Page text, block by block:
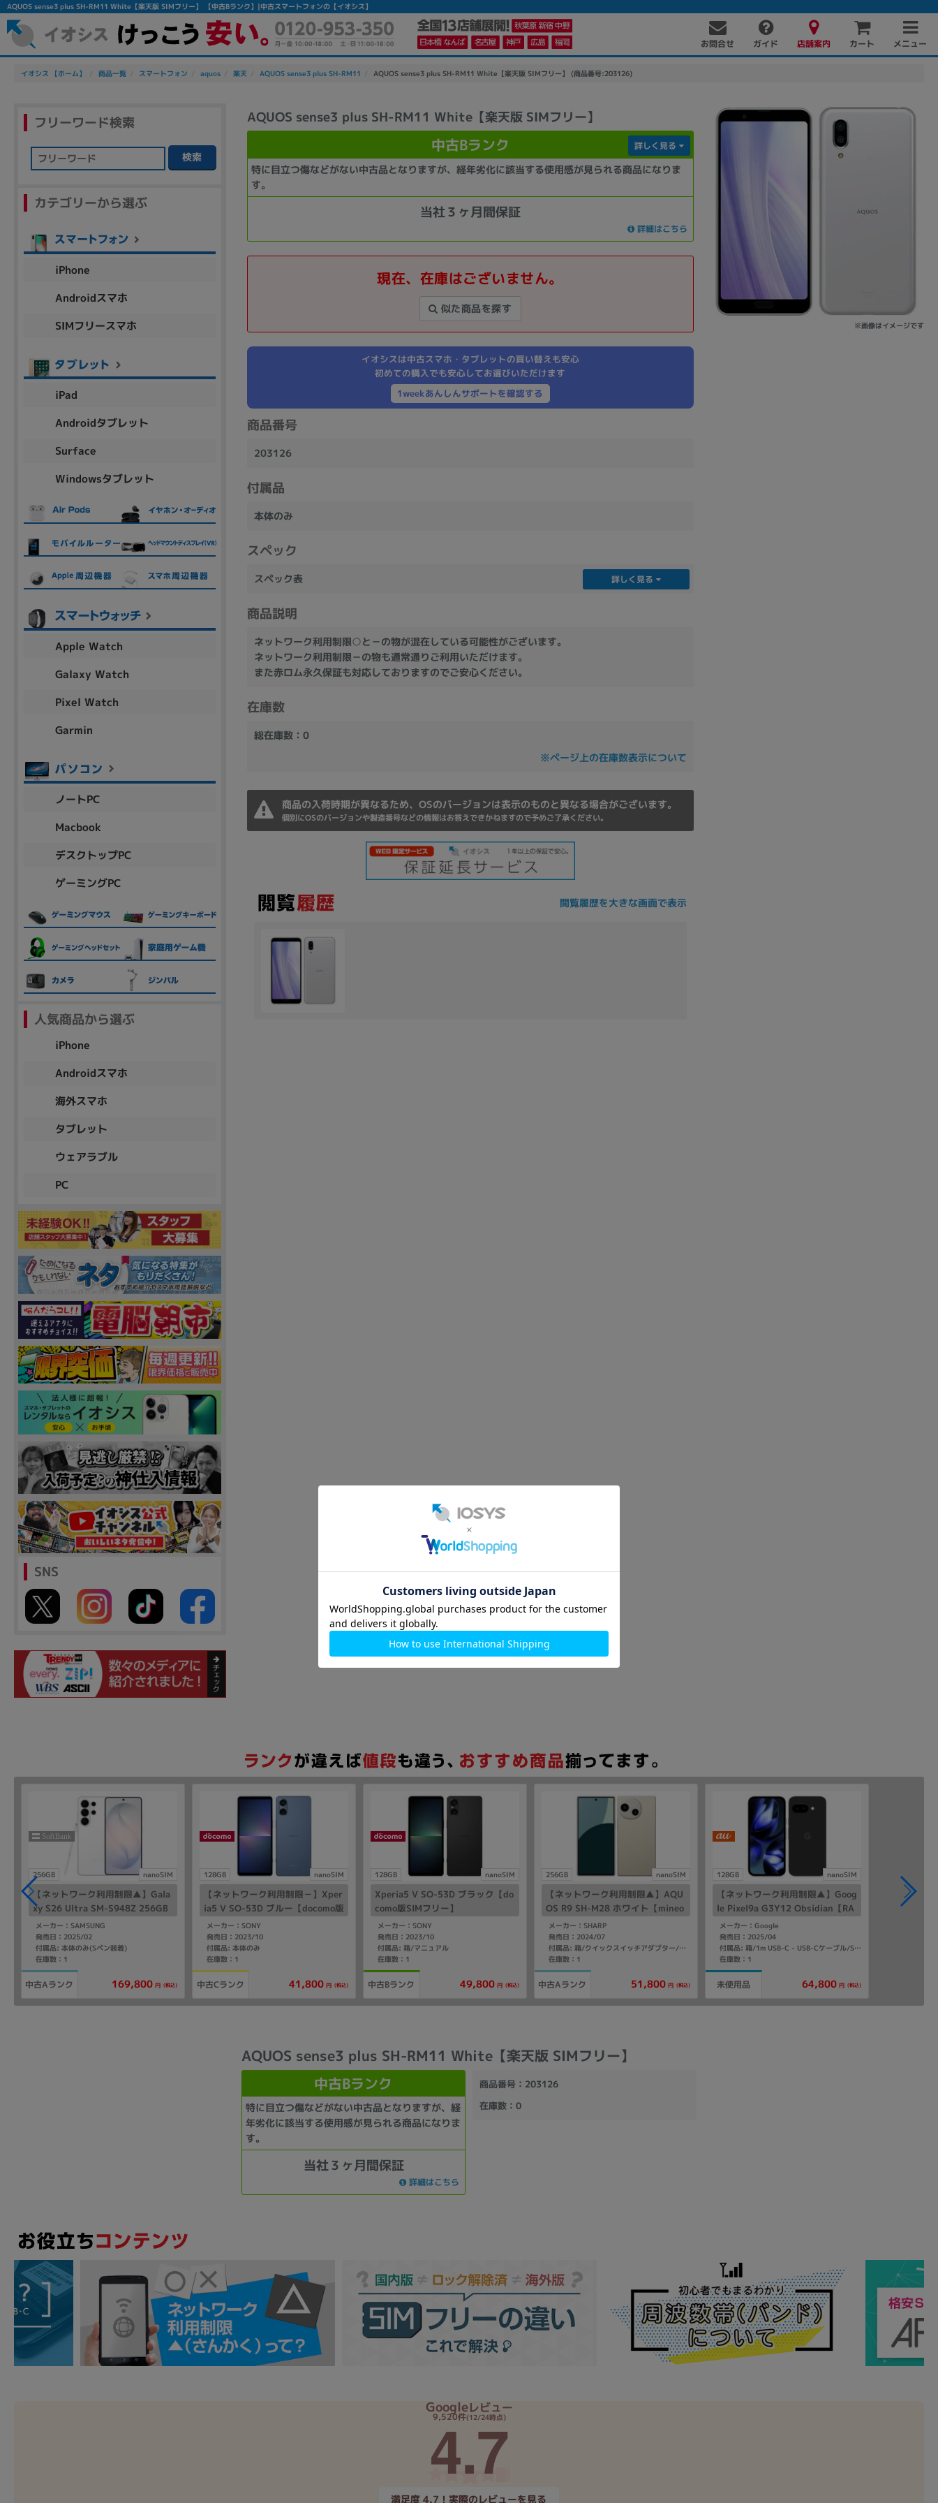
AQUOS sense3 plus SH-RM11 White【楽天版 SIMフリー】 【中古Bランク】|中古スマートフォンの【イオシス】
お問合せ ガイド 店舗案内 カート メニュー
イオシス 【ホーム】 商品一覧 スマートフォン aquos 楽天 AQUOS sense3 plus SH-RM11 AQUOS sense3 plus SH-RM11 White【楽天版 SIMフリー】 (商品番号:203126)
AQUOS sense3 plus SH-RM11 White【楽天版 SIMフリー】
※画像はイメージです
中古Bランク
特に目立つ傷などがない中古品となりますが、経年劣化に該当する使用感が見られる商品になりま
す。
詳しく見る
当社３ヶ月間保証
詳細はこちら
現在、在庫はございません。
似た商品を探す
イオシスは中古スマホ・タブレットの買い替えも安心
初めての購入でも安心してお選びいただけます
1weekあんしんサポートを確認する
商品番号
203126
付属品
本体のみ
スペック
スペック表 詳しく見る
商品説明
ネットワーク利用制限○と－の物が混在している可能性がございます。
ネットワーク利用制限－の物も通常通りご利用いただけます。
また赤ロム永久保証も対応しておりますのでご安心ください。
在庫数
総在庫数：0
※ページ上の在庫数表示について
商品の入荷時期が異なるため、OSのバージョンは表示のものと異なる場合がございます。
個別にOSのバージョンや製造番号などの情報はお答えできかねますので予めご了承ください。
閲覧履歴を大きな画面で表示
フリーワード検索
検索
カテゴリーから選ぶ
iPhone
Androidスマホ
SIMフリースマホ
iPad
Androidタブレット
Surface
Windowsタブレット
Apple Watch
Galaxy Watch
Pixel Watch
Garmin
ノートPC
Macbook
デスクトップPC
ゲーミングPC
人気商品から選ぶ
iPhone
Androidスマホ
海外スマホ
タブレット
ウェアラブル
PC
SNS
256GB nanoSIM
【ネットワーク利用制限▲】Gala
xy S26 Ultra SM-S948Z 256GB
ホワイト【SoftBank版 SIMフリ
ー】
メーカー：SAMSUNG
発売日：2025/02
付属品: 本体のみ(Sペン装着)
在庫数：1
中古Aランク 169,800 円 (税込)
128GB nanoSIM
【ネットワーク利用制限－】Xper
ia5 V SO-53D ブルー【docomo版
SIMフリー】
メーカー：SONY
発売日：2023/10
付属品: 本体のみ
在庫数：1
中古Cランク 41,800 円 (税込)
128GB nanoSIM
Xperia5 V SO-53D ブラック【do
como版SIMフリー】
メーカー：SONY
発売日：2023/10
付属品: 箱/マニュアル
在庫数：1
中古Bランク 49,800 円 (税込)
256GB nanoSIM
【ネットワーク利用制限▲】AQU
OS R9 SH-M28 ホワイト【mineo
版SIMフリー】
メーカー：SHARP
発売日：2024/07
付属品: 箱/クイックスイッチアダプター/マニュアル
在庫数：1
中古Aランク 51,800 円 (税込)
128GB nanoSIM
【ネットワーク利用制限▲】Goog
le Pixel9a G3Y12 Obsidian【RA
M8GB/ROM128GB au版SIMフリ
ー】
メーカー：Google
発売日：2025/04
付属品: 箱/1m USB-C - USB-Cケーブル/SIM取り出しツール/マニュアル
在庫数：1
未使用品 64,800 円 (税込)
AQUOS sense3 plus SH-RM11 White【楽天版 SIMフリー】
中古Bランク
特に目立つ傷などがない中古品となりますが、経
年劣化に該当する使用感が見られる商品になりま
す。
当社３ヶ月間保証
詳細はこちら
商品番号：203126
在庫数：0
Googleレビュー
9,520件(12/24時点)
4.7
満足度 4.7！実際のレビューを見る
かんたんパソコン検索に切り替える
除外ワード
人気の検索ワード：Let's note EliteBook
カテゴリー
ノートPC デスクPC
商品シリーズ名・ブランド名の絞り込み。
Thinkpad VAIO
aspire Inspiron
メーカー
Apple SONY TOSHIBA Panasonic FUJITSU
Asus HP
商品の搭載機能による絞り込み
Webカメラ内蔵
ランク
商品状態の絞り込み
新品/未使用 中古 新品 Aランク Bランク
Core i7
Core i5
容量
~ ~
円 ～
発売日
年
各項目のチェックボックスは「or検索」となります。